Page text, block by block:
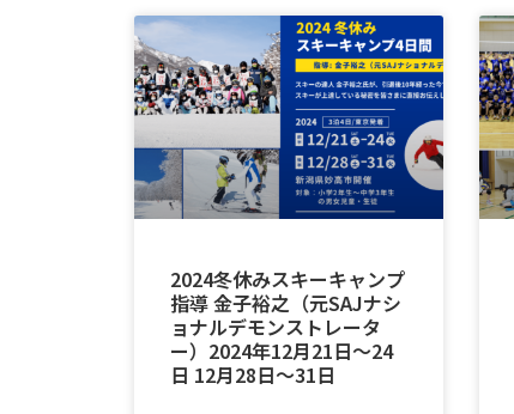
2024冬休みスキーキャンプ
指導 金子裕之（元SAJナシ
ョナルデモンストレータ
ー）2024年12月21日〜24
日 12月28日〜31日